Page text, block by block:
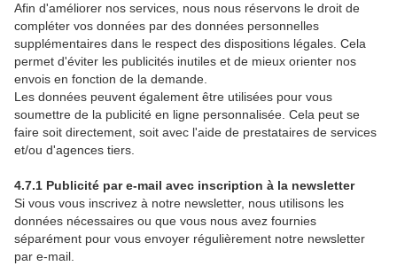
Afin d'améliorer nos services, nous nous réservons le droit de
compléter vos données par des données personnelles
supplémentaires dans le respect des dispositions légales. Cela
permet d'éviter les publicités inutiles et de mieux orienter nos
envois en fonction de la demande.
Les données peuvent également être utilisées pour vous
soumettre de la publicité en ligne personnalisée. Cela peut se
faire soit directement, soit avec l'aide de prestataires de services
et/ou d'agences tiers.
4.7.1 Publicité par e-mail avec inscription à la newsletter
Si vous vous inscrivez à notre newsletter, nous utilisons les
données nécessaires ou que vous nous avez fournies
séparément pour vous envoyer régulièrement notre newsletter
par e-mail.